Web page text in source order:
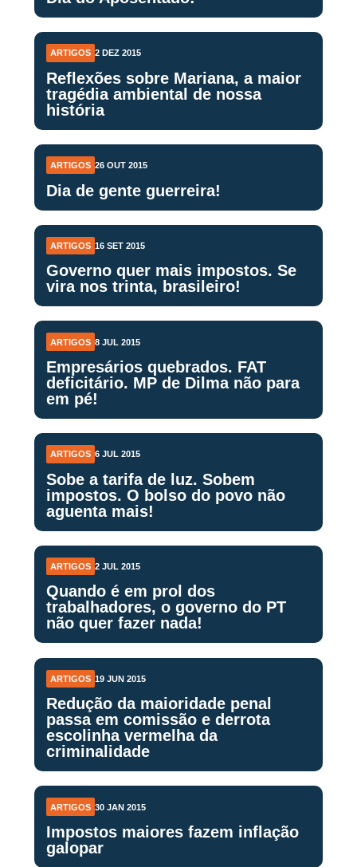
ARTIGOS 2 DEZ 2015
Reflexões sobre Mariana, a maior
tragédia ambiental de nossa
história
ARTIGOS 26 OUT 2015
Dia de gente guerreira!
ARTIGOS 16 SET 2015
Governo quer mais impostos. Se
vira nos trinta, brasileiro!
ARTIGOS 8 JUL 2015
Empresários quebrados. FAT
deficitário. MP de Dilma não para
em pé!
ARTIGOS 6 JUL 2015
Sobe a tarifa de luz. Sobem
impostos. O bolso do povo não
aguenta mais!
ARTIGOS 2 JUL 2015
Quando é em prol dos
trabalhadores, o governo do PT
não quer fazer nada!
ARTIGOS 19 JUN 2015
Redução da maioridade penal
passa em comissão e derrota
escolinha vermelha da
criminalidade
ARTIGOS 30 JAN 2015
Impostos maiores fazem inflação
galopar